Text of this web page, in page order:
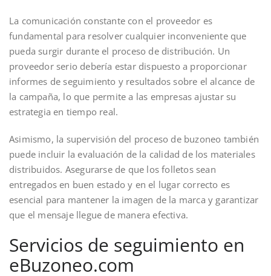
La comunicación constante con el proveedor es
fundamental para resolver cualquier inconveniente que
pueda surgir durante el proceso de distribución. Un
proveedor serio debería estar dispuesto a proporcionar
informes de seguimiento y resultados sobre el alcance de
la campaña, lo que permite a las empresas ajustar su
estrategia en tiempo real.
Asimismo, la supervisión del proceso de buzoneo también
puede incluir la evaluación de la calidad de los materiales
distribuidos. Asegurarse de que los folletos sean
entregados en buen estado y en el lugar correcto es
esencial para mantener la imagen de la marca y garantizar
que el mensaje llegue de manera efectiva.
Servicios de seguimiento en
eBuzoneo.com